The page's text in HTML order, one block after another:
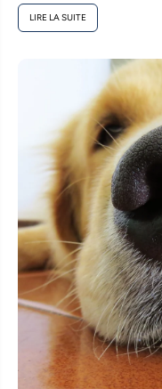
LIRE LA SUITE